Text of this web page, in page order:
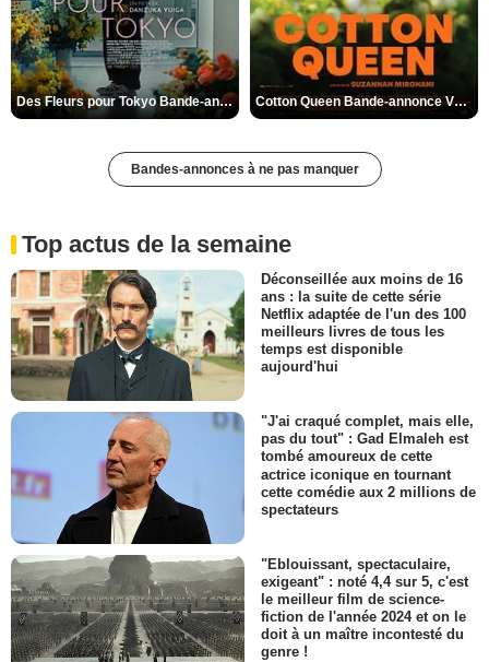
Des Fleurs pour Tokyo Bande-annonce VO STFR Cotton Queen Bande-annonce VO STFR
Bandes-annonces à ne pas manquer
Top actus de la semaine
Déconseillée aux moins de 16
ans : la suite de cette série
Netflix adaptée de l'un des 100
meilleurs livres de tous les
temps est disponible
aujourd'hui
"J'ai craqué complet, mais elle,
pas du tout" : Gad Elmaleh est
tombé amoureux de cette
actrice iconique en tournant
cette comédie aux 2 millions de
spectateurs
"Eblouissant, spectaculaire,
exigeant" : noté 4,4 sur 5, c'est
le meilleur film de science-
fiction de l'année 2024 et on le
doit à un maître incontesté du
genre !